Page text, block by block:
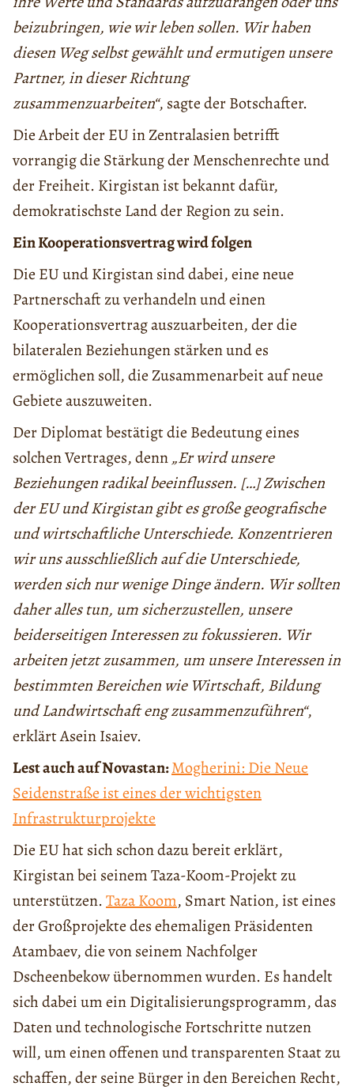
beizubringen, wie wir leben sollen. Wir haben
diesen Weg selbst gewählt und ermutigen unsere
Partner, in dieser Richtung
zusammenzuarbeiten“, sagte der Botschafter.
Die Arbeit der EU in Zentralasien betrifft
vorrangig die Stärkung der Menschenrechte und
der Freiheit. Kirgistan ist bekannt dafür,
demokratischste Land der Region zu sein.
Ein Kooperationsvertrag wird folgen
Die EU und Kirgistan sind dabei, eine neue
Partnerschaft zu verhandeln und einen
Kooperationsvertrag auszuarbeiten, der die
bilateralen Beziehungen stärken und es
ermöglichen soll, die Zusammenarbeit auf neue
Gebiete auszuweiten.
Der Diplomat bestätigt die Bedeutung eines
solchen Vertrages, denn„Er wird unsere
Beziehungen radikal beeinflussen. […] Zwischen
der EU und Kirgistan gibt es große geografische
und wirtschaftliche Unterschiede. Konzentrieren
wir uns ausschließlich auf die Unterschiede,
werden sich nur wenige Dinge ändern. Wir sollten
daher alles tun, um sicherzustellen, unsere
beiderseitigen Interessen zu fokussieren. Wir
arbeiten jetzt zusammen, um unsere Interessen in
bestimmten Bereichen wie Wirtschaft, Bildung
und Landwirtschaft eng zusammenzuführen“,
erklärt Asein Isaiev.
Lest auch auf Novastan:Mogherini: Die Neue
Seidenstraße ist eines der wichtigsten
Infrastrukturprojekte
Die EU hat sich schon dazu bereit erklärt,
Kirgistan bei seinem Taza-Koom-Projekt zu
unterstützen.Taza Koom, Smart Nation, ist eines
der Großprojekte des ehemaligen Präsidenten
Atambaev, die von seinem Nachfolger
Dscheenbekow übernommen wurden. Es handelt
sich dabei um ein Digitalisierungsprogramm, das
Daten und technologische Fortschritte nutzen
will, um einen offenen und transparenten Staat zu
schaffen, der seine Bürger in den Bereichen Recht,